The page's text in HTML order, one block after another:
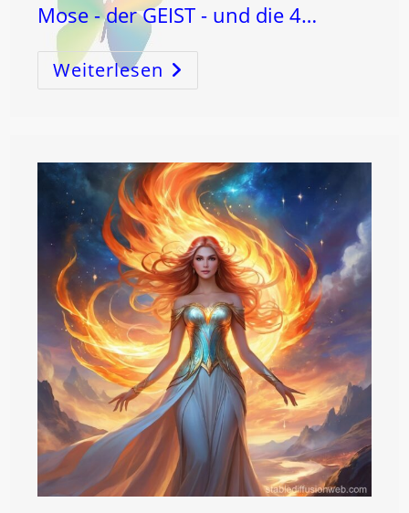
Mose - der GEIST - und die 4…
Weiterlesen KREUZigung
Und
AUFERSTEHUNG